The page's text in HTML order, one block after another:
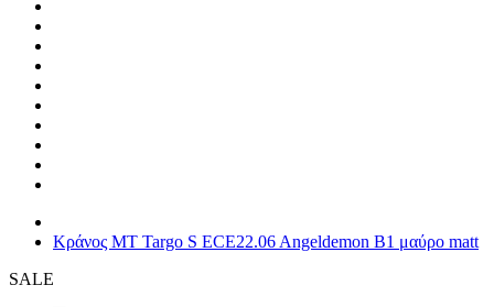
Κράνος MT Targo S ECE22.06 Angeldemon B1 μαύρο matt
SALE